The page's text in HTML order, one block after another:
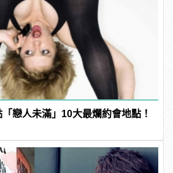
「戀人未滿」10大最爛約會地點！